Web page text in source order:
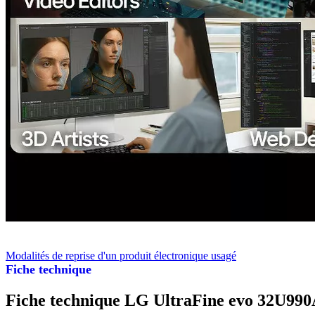
Fiche technique
Modalités de reprise d'un produit électronique usagé
Fiche technique LG UltraFine evo